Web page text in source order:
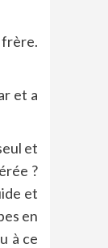
frère.
et a
et
?
et
en
à ce